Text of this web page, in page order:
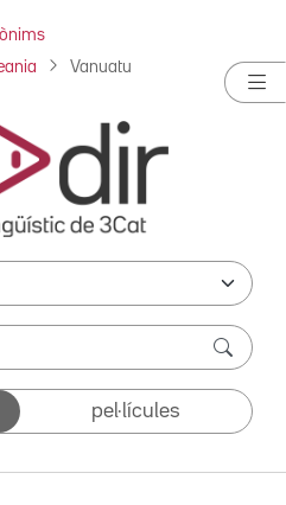
Vanuatu
pel·lícules